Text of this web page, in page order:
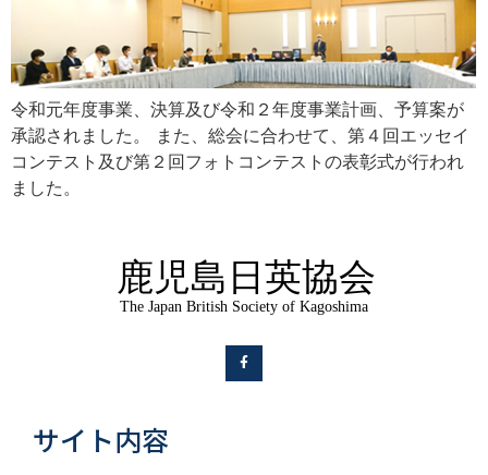
令和元年度事業、決算及び令和２年度事業計画、予算案が
承認されました。 また、総会に合わせて、第４回エッセイ
コンテスト及び第２回フォトコンテストの表彰式が行われ
ました。
サイト内容